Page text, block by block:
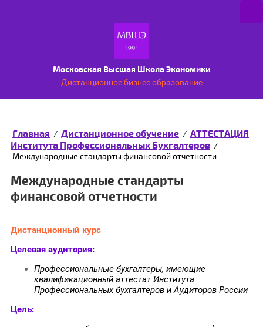
Московская Высшая Школа Экономики
Дистанционное бизнес образование
Главная / Дистанционное обучение / АТТЕСТАЦИЯ
Института Профессиональных Бухгалтеров /
Международные стандарты финансовой отчетности
Международные стандарты
финансовой отчетности
Дистанционный курс
Целевая аудитория:
Профессиональные бухгалтеры, имеющие
квалификационный аттестат Института
Профессиональных бухгалтеров и Аудиторов России
Цель: